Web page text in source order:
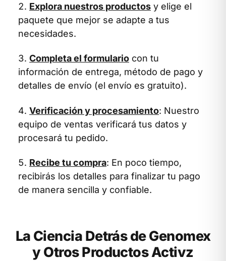
Explora nuestros productos y elige el
paquete que mejor se adapte a tus
necesidades.
Completa el formulario con tu
información de entrega, método de pago y
detalles de envío (el envío es gratuito).
Verificación y procesamiento: Nuestro
equipo de ventas verificará tus datos y
procesará tu pedido.
Recibe tu compra: En poco tiempo,
recibirás los detalles para finalizar tu pago
de manera sencilla y confiable.
La Ciencia Detrás de Genomex
y Otros Productos Activz